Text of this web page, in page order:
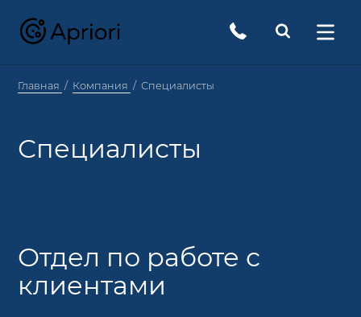
Главная Компания Специалисты
Специалисты
Отдел по работе с
клиентами